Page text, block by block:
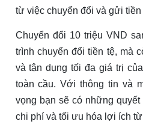
từ việc chuyển đổi và gửi tiền
Chuyển đổi 10 triệu VND
trình chuyển đổi tiền tệ, mà
và tận dụng tối đa giá trị
toàn cầu. Với thông tin và
vọng bạn sẽ có những
chi phí và tối ưu hóa lợi ích